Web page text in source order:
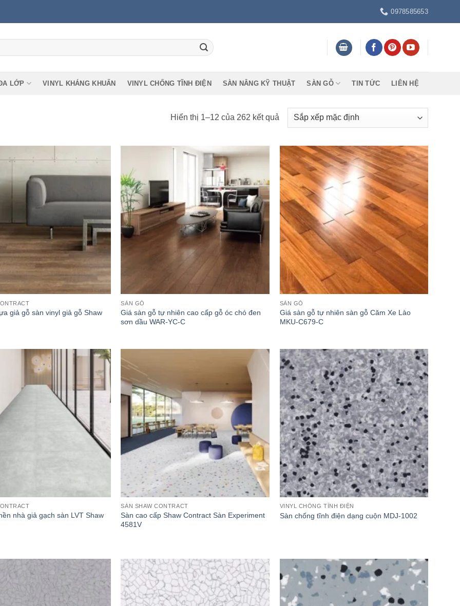
0978585653
LỚP VINYL KHÁNG KHUẨN VINYL CHỐNG TĨNH ĐIỆN SÀN NÂNG KỸ THUẬT SÀN GỖ TIN TỨC LIÊN HỆ
Hiển thị 1–12 của 262 kết quả
giả gỗ sàn vinyl giả gỗ Shaw
SÀN GỖ
Giá sàn gỗ tự nhiên cao cấp gỗ óc chó đen
sơn dầu WAR-YC-C
SÀN GỖ
Giá sàn gỗ tự nhiên sàn gỗ Căm Xe Lào
MKU-C679-C
nhà giả gạch sàn LVT Shaw
SÀN SHAW CONTRACT
Sàn cao cấp Shaw Contract Sàn Experiment
4581V
VINYL CHỐNG TĨNH ĐIỆN
Sàn chống tĩnh điện dạng cuộn MDJ-1002